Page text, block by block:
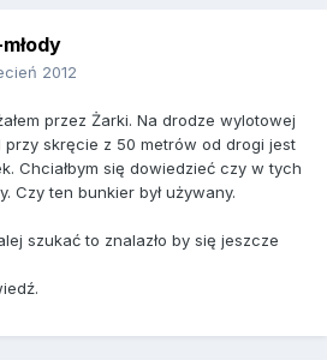
2012
przez Żarki. Na drodze wylotowej
przy skręcie z 50 metrów od drogi jest
Chciałbym się dowiedzieć czy w tych
Czy ten bunkier był używany.
szukać to znalazło by się jeszcze